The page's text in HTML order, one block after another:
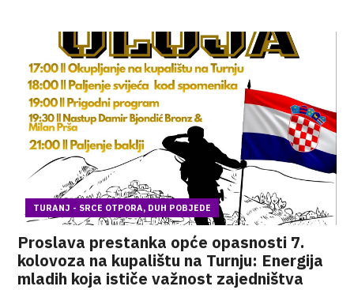
TURANJ - SRCE OTPORA, DUH POBJEDE
Proslava prestanka opće opasnosti 7.
kolovoza na kupalištu na Turnju: Energija
mladih koja ističe važnost zajedništva